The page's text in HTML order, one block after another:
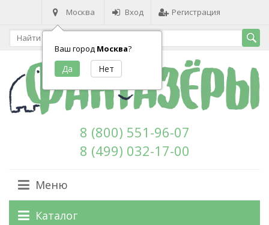
Москва
Ваш город Москва?
Вход Регистрация
8 (800) 551-96-07
8 (499) 032-17-00
Меню
Каталог